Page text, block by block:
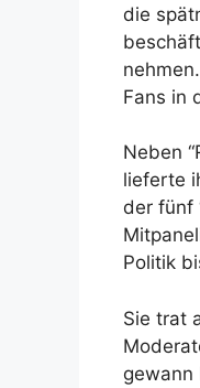
die
Fans in
Neben
lieferte
der fünf
Politik
Sie trat
gewann